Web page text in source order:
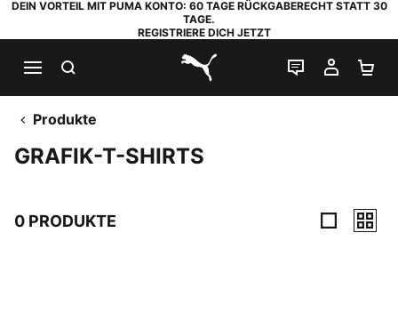
DEIN VORTEIL MIT PUMA KONTO: 60 TAGE RÜCKGABERECHT STATT 30
TAGE.
REGISTRIERE DICH JETZT
PUMA.com
LIVE-CHAT
MEIN
Produkte
GRAFIK-T-SHIRTS
0 PRODUKTE